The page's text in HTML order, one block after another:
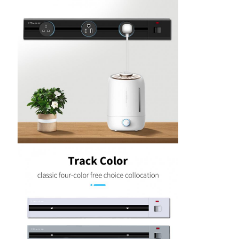
Fábrica
Falem agora.
Quadros interativos
Sistema de conferência
Elevador de monitor LCD
Flip-up monitor